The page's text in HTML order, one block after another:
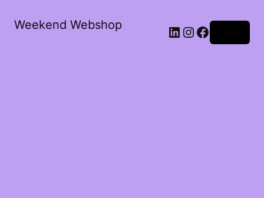
Weekend Webshop LinkedIn
Instagram
Facebook